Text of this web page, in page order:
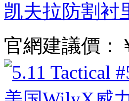
凯夫拉防割衬
官網建議價：